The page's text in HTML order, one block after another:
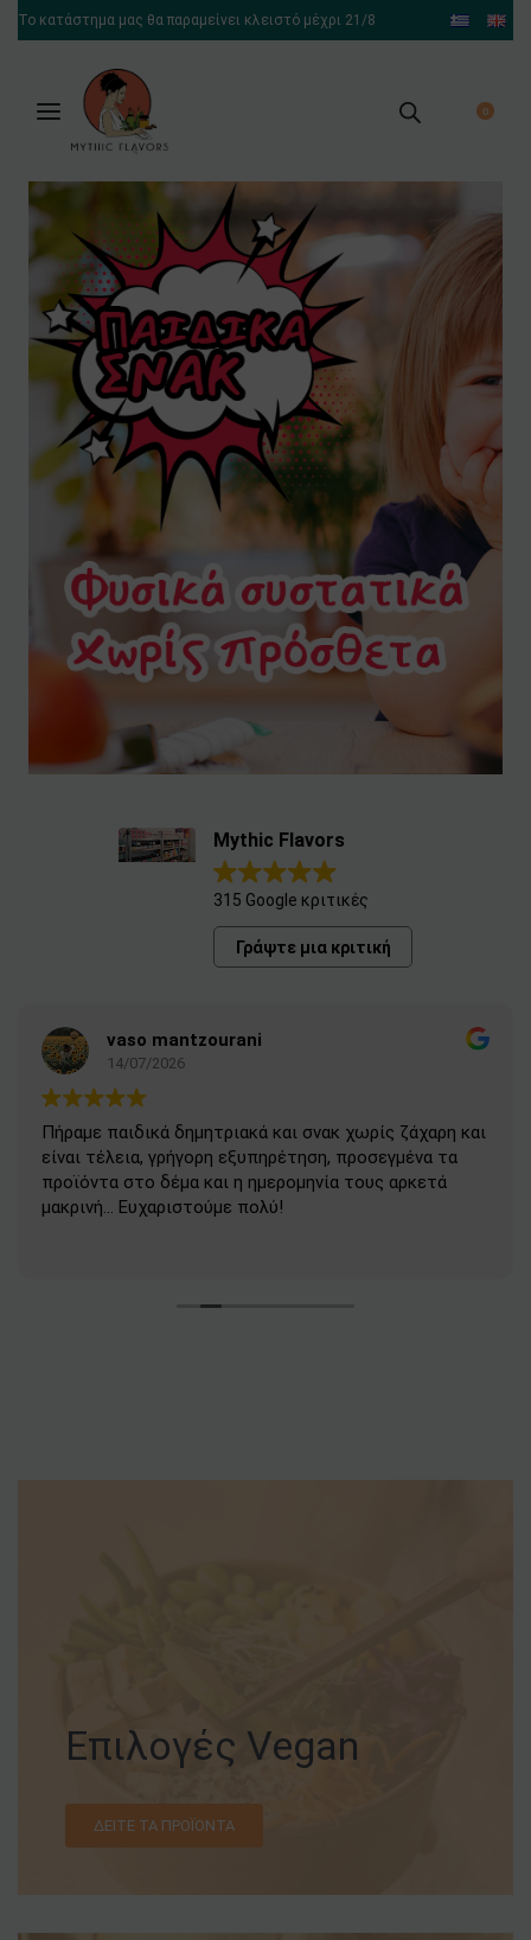
Το κατάστημα μας θα παραμείνει κλειστό μέχρι 21/8
0
Mythic Flavors
315 Google κριτικές
Γράψτε μια κριτική
vaso mantzourani
14/07/2026
Πήραμε παιδικά δημητριακά και σνακ χωρίς ζάχαρη και
είναι τέλεια, γρήγορη εξυπηρέτηση, προσεγμένα τα
προϊόντα στο δέμα και η ημερομηνία τους αρκετά
μακρινή... Ευχαριστούμε πολύ!
Επιλογές Vegan
ΔΕΊΤΕ ΤΑ ΠΡΟΪΌΝΤΑ